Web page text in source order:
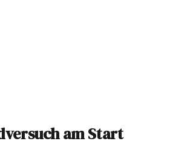
am Start